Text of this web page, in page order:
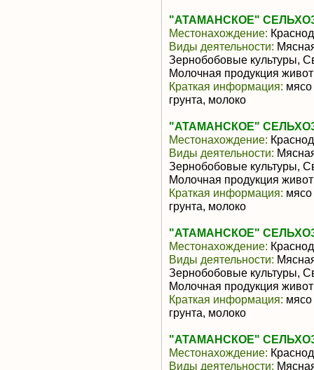
"АТАМАНСКОЕ"
Местонахождение:
Виды деятельности:
Зернобобовые культуры,
Молочная продукция
Краткая информация: мясо
грунта, молоко
"АТАМАНСКОЕ"
Местонахождение:
Виды деятельности:
Зернобобовые культуры,
Молочная продукция
Краткая информация: мясо
грунта, молоко
"АТАМАНСКОЕ"
Местонахождение:
Виды деятельности:
Зернобобовые культуры,
Молочная продукция
Краткая информация: мясо
грунта, молоко
"АТАМАНСКОЕ"
Местонахождение:
Виды деятельности: